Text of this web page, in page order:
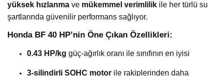
yüksek hızlanma ve mükemmel verimlilik ile her türlü su
şartlarında güvenilir performans sağlıyor.
Honda BF 40 HP’nin Öne Çıkan Özellikleri:
0.43 HP/kg güç-ağırlık oranı ile sınıfının en iyisi
3-silindirli SOHC motor ile rakiplerinden daha